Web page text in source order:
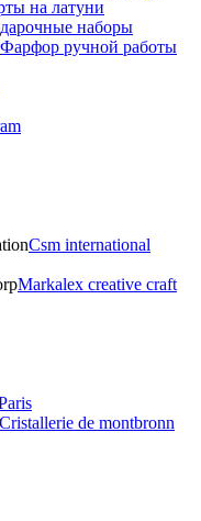
на латуни
наборы
Фарфор ручной работы
Csm international
Markalex creative craft
Cristallerie de montbronn